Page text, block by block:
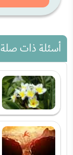
أسئلة ذات صلة